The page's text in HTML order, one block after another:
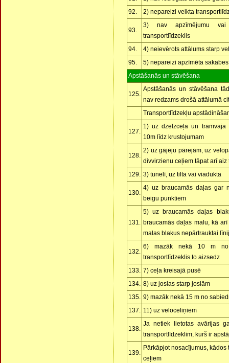
92.
2) nepareizi veikta
93.
3) nav apzīmējumu
transportlīdzeklis
94.
4) neievērots attālums starp
95.
5) nepareizi apzīmēta
Apstāšanās un stāvēšana
125.
Apstāšanās un stāvēšana
nav redzams drošā attālumā
Transportlīdzekļu
127.
1) uz dzelzceļa un tramvaja
10m līdz krustojumam
128.
2) uz gājēju pārejām, uz
divvirzienu ceļiem tāpat arī aiz
129. 3) tunelī, uz tilta vai viadukta
130.
4) uz braucamās daļas gar
beigu punktiem
131.
5) uz braucamās daļas
braucamās daļas malu, kā
malas blakus nepārtrauktai
132.
6) mazāk nekā 10 m
transportlīdzeklis to aizsedz
133. 7) ceļa kreisajā pusē
134. 8) uz joslas starp joslām
135. 9) mazāk nekā 15 m no
137. 11) uz veloceliņiem
138.
Ja netiek lietotas avārijas
transportlīdzeklim, kurš ir
139.
Pārkāpjot nosacījumus,
ceļiem